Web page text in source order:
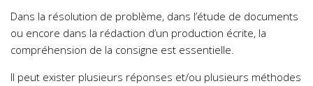
Dans la résolution de problème, dans l’étude de documents
ou encore dans la rédaction d’un production écrite, la
compréhension de la consigne est essentielle.
Il peut exister plusieurs réponses et/ou plusieurs méthodes